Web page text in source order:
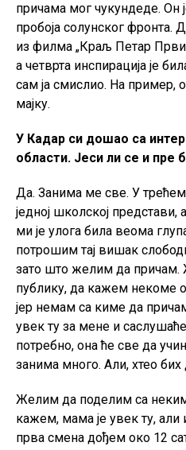
причама мог чукундеде. Он
пробоја солунског фронта.
из филма „Краљ Петар
а четврта инспирација је
сам ја смислио. На пример,
мајку.
У Кадар си дошао са
области. Јеси ли се и пре
Да. Занима ме све. У
једној школској
ми је улога била веома
потрошим тај вишак
зато што желим да
публику, да кажем некоме
јер немам са киме да
увек ту за мене и
потребно, она ће све да
занима много. Али, хтео бих
Желим да поделим са
кажем, мама је увек ту, али
прва смена дођем око 12